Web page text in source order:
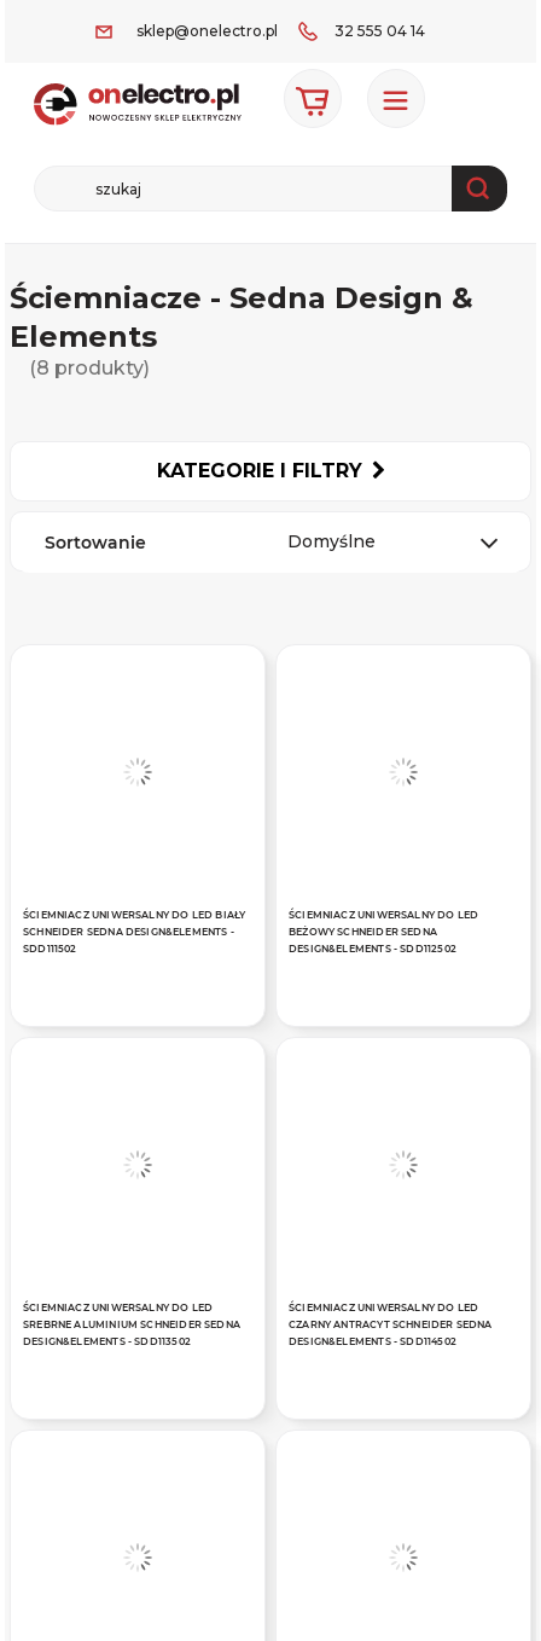
sklep@onelectro.pl 32 555 04 14
Ściemniacze - Sedna Design &
Elements
(8 produkty)
KATEGORIE I FILTRY
Sortowanie Domyślne
ŚCIEMNIACZ UNIWERSALNY DO LED BIAŁY
SCHNEIDER SEDNA DESIGN&ELEMENTS -
SDD111502
ŚCIEMNIACZ UNIWERSALNY DO LED
BEŻOWY SCHNEIDER SEDNA
DESIGN&ELEMENTS - SDD112502
ŚCIEMNIACZ UNIWERSALNY DO LED
SREBRNE ALUMINIUM SCHNEIDER SEDNA
DESIGN&ELEMENTS - SDD113502
ŚCIEMNIACZ UNIWERSALNY DO LED
CZARNY ANTRACYT SCHNEIDER SEDNA
DESIGN&ELEMENTS - SDD114502